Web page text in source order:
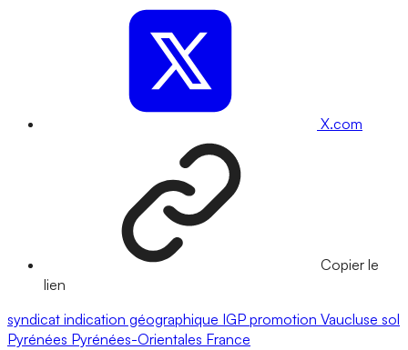
X.com
Copier le
lien
syndicat indication géographique IGP promotion Vaucluse sol
Pyrénées Pyrénées-Orientales France